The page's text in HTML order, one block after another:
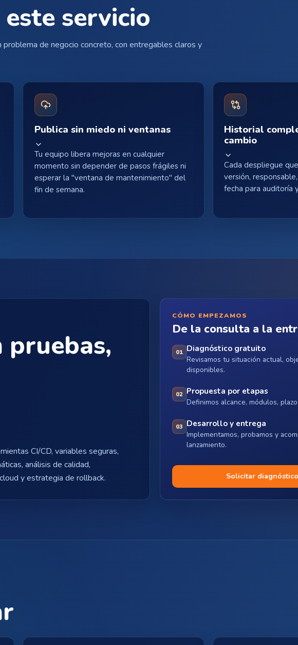
servicio
de negocio concreto, con entregables claros y
Publica sin miedo ni ventanas
Tu equipo libera mejoras en cualquier
momento sin depender de pasos frágiles ni
esperar la "ventana de mantenimiento" del
fin de semana.
Historial
cambio
Cada despliegue
versión,
fecha para auditoría
pruebas,
CI/CD, variables seguras,
análisis de calidad,
y estrategia de rollback.
CÓMO EMPEZAMOS
De la consulta a la
01 Diagnóstico gratuito
Revisamos tu situación actual,
disponibles.
02 Propuesta por etapas
Definimos alcance, módulos,
03 Desarrollo y entrega
Implementamos, probamos y
lanzamiento.
Solicitar